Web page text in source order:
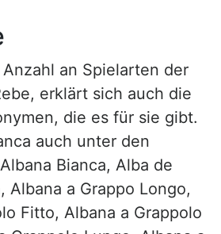
an Spielarten der
erklärt sich auch die
die es für sie gibt.
auch unter den
Bianca, Alba de
Albana a Grappo Longo,
Fitto, Albana a Grappolo